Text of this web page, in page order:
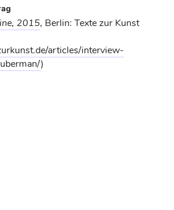
2015, Berlin: Texte zur Kunst
articles/interview-
)